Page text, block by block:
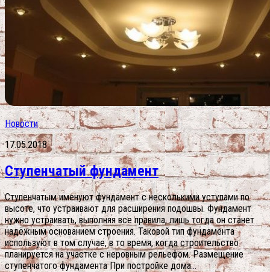
Новости
17.05.2018
Ступенчатый фундамент
Ступенчатым именуют фундамент с несколькими уступами по
высоте, что устраивают для расширения подошвы. Фундамент
нужно устраивать, выполняя все правила, лишь тогда он станет
надёжным основанием строения. Таковой тип фундамента
используют в том случае, в то время, когда строительство
планируется на участке с неровным рельефом. Размещение
ступенчатого фундамента При постройке дома...